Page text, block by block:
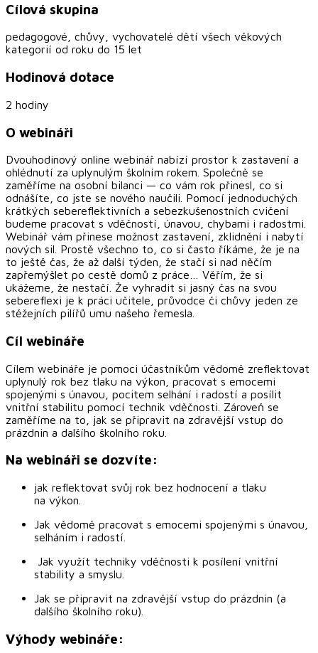
Cílová skupina
pedagogové, chůvy, vychovatelé dětí všech věkových
kategorií od roku do 15 let
Hodinová dotace
2 hodiny
O webináři
Dvouhodinový online webinář nabízí prostor k zastavení a
ohlédnutí za uplynulým školním rokem. Společně se
zaměříme na osobní bilanci — co vám rok přinesl, co si
odnášíte, co jste se nového naučili. Pomocí jednoduchých
krátkých sebereflektivních a sebezkušenostních cvičení
budeme pracovat s vděčností, únavou, chybami i radostmi.
Webinář vám přinese možnost zastavení, zklidnění i nabytí
nových sil. Prostě všechno to, co si často říkáme, že je na
to ještě čas, že až další týden, že stačí si nad něčím
zapřemýšlet po cestě domů z práce… Věřím, že si
ukážeme, že nestačí. Že vyhradit si jasný čas na svou
sebereflexi je k práci učitele, průvodce či chůvy jeden ze
stěžejních pilířů umu našeho řemesla.
Cíl webináře
Cílem webináře je pomoci účastníkům vědomě zreflektovat
uplynulý rok bez tlaku na výkon, pracovat s emocemi
spojenými s únavou, pocitem selhání i radostí a posílit
vnitřní stabilitu pomocí technik vděčnosti. Zároveň se
zaměříme na to, jak se připravit na zdravější vstup do
prázdnin a dalšího školního roku.
Na webináři se dozvíte:
jak reflektovat svůj rok bez hodnocení a tlaku
na výkon.
Jak vědomě pracovat s emocemi spojenými s únavou,
selháním i radostí.
Jak využít techniky vděčnosti k posílení vnitřní
stability a smyslu.
Jak se připravit na zdravější vstup do prázdnin (a
dalšího školního roku).
Výhody webináře: